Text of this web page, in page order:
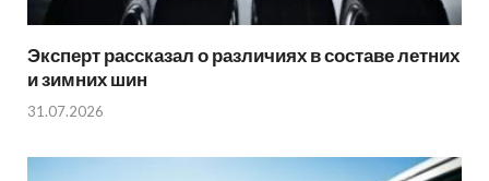
Эксперт рассказал о различиях в составе летних
и зимних шин
31.07.2026